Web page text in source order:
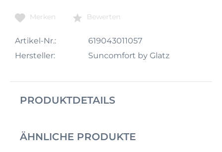
Merken Bewerten
Artikel-Nr.:
619043011057
Hersteller:
Suncomfort by Glatz
PRODUKTDETAILS
ÄHNLICHE PRODUKTE